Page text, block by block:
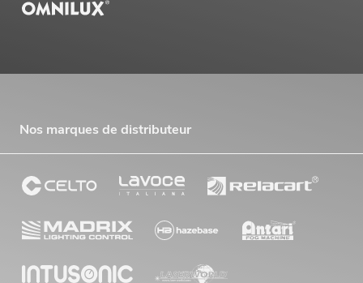
Nos marques de distributeur